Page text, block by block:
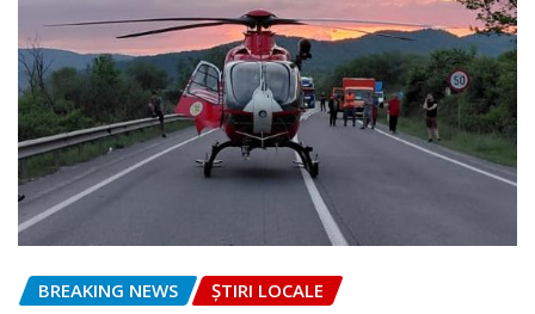
BREAKING NEWS ȘTIRI LOCALE